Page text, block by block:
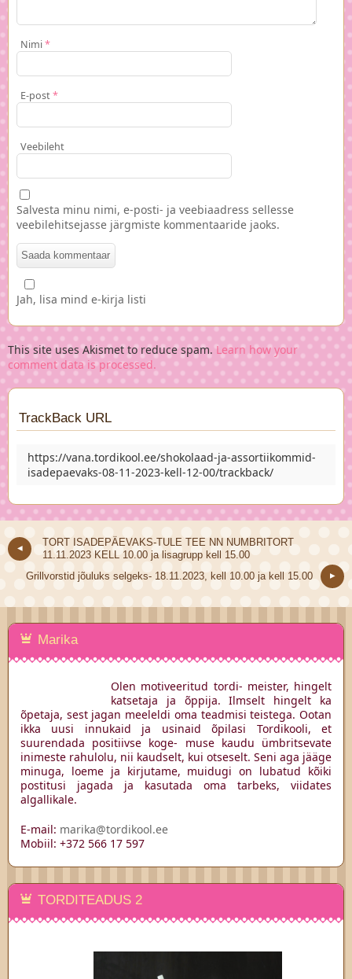
Nimi*
E-post*
Veebileht
Salvesta minu nimi, e-posti- ja veebiaadress sellesse
veebilehitsejasse järgmiste kommentaaride jaoks.
Jah, lisa mind e-kirja listi
This site uses Akismet to reduce spam.Learn how your
comment data is processed.
TrackBack URL
https://vana.tordikool.ee/shokolaad-ja-assortiikommid-
isadepaevaks-08-11-2023-kell-12-00/trackback/
TORT ISADEPÄEVAKS-TULE TEE NN NUMBRITORT
11.11.2023 KELL 10.00 ja lisagrupp kell 15.00
Grillvorstid jõuluks selgeks- 18.11.2023, kell 10.00 ja kell 15.00
Marika
Olen motiveeritud tordi- meister, hingelt
katsetaja ja õppija. Ilmselt hingelt ka
õpetaja, sest jagan meeleldi oma teadmisi teistega. Ootan
ikka uusi innukaid ja usinaid õpilasi Tordikooli, et
suurendada positiivse koge- muse kaudu ümbritsevate
inimeste rahulolu, nii kaudselt, kui otseselt. Seni aga jääge
minuga, loeme ja kirjutame, muidugi on lubatud kõiki
postitusi jagada ja kasutada oma tarbeks, viidates
algallikale.
E-mail: marika@tordikool.ee
Mobiil: +372 566 17 597
TORDITEADUS 2